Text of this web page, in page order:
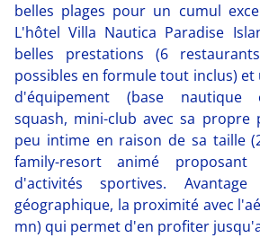
belles plages pour un cumul
L'hôtel Villa Nautica Paradise
belles prestations (6
possibles en formule tout inclus) et
d'équipement (base nautique
squash, mini-club avec sa propre
peu intime en raison de sa taille
family-resort animé
d'activités sportives.
géographique, la proximité avec
mn) qui permet d'en profiter